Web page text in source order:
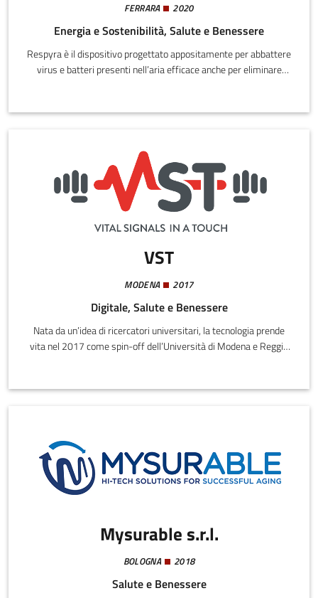
FERRARA 2020
Energia e Sostenibilità, Salute e Benessere
Respyra è il dispositivo progettato appositamente per abbattere
virus e batteri presenti nell’aria efficace anche per eliminare
decontaminare l'aria indoor da tutti gli agenti patogeni ed
ambiente, con l'utilizzo dell'ossigeno presente nell'aria e con la
luce prodotta da apposite lampade UV.
VST
MODENA 2017
Digitale, Salute e Benessere
Nata da un’idea di ricercatori universitari, la tecnologia prende
vita nel 2017 come spin-off dell’Università di Modena e Reggio
continua della vita quotidiana, in un futuro dove prendersi cura
e ingegneria applicata, ma l’obiettivo va oltre la tecnologia per
ridare valore al tempo, alla fiducia, alla cura.
Mysurable s.r.l.
BOLOGNA 2018
Salute e Benessere